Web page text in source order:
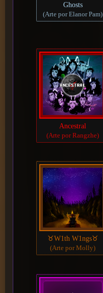
Ghosts
(Arte por Elanor Pam)
Ancestral
(Arte por Rangzhe)
♉W1th W1ngs♉
(Arte por Molly)